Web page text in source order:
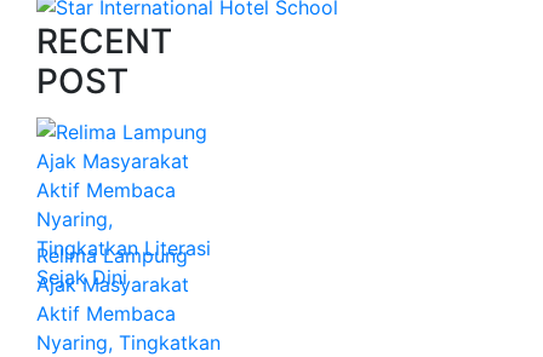
RECENT
POST
Relima Lampung
Ajak Masyarakat
Aktif Membaca
Nyaring, Tingkatkan